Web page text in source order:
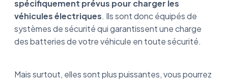
spécifiquement prévus pour charger les
véhicules électriques. Ils sont donc équipés de
systèmes de sécurité qui garantissent une charge
des batteries de votre véhicule en toute sécurité.
Mais surtout, elles sont plus puissantes, vous pourrez